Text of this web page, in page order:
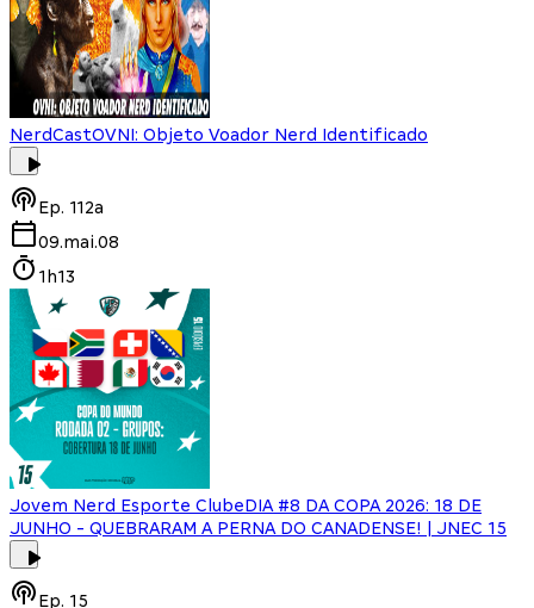
NerdCastOVNI: Objeto Voador Nerd Identificado
Ep. 112a
09.mai.08
1h13
Jovem Nerd Esporte ClubeDIA #8 DA COPA 2026: 18 DE
JUNHO - QUEBRARAM A PERNA DO CANADENSE! | JNEC 15
Ep. 15